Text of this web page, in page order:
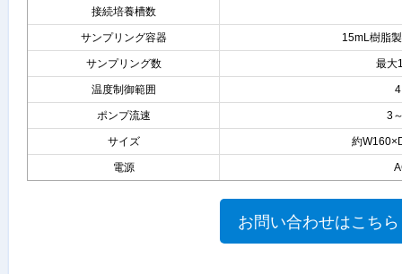
接続培養槽数
サンプリング容器 15mL樹脂
サンプリング数 最大
温度制御範囲
ポンプ流速 3
サイズ 約
電源